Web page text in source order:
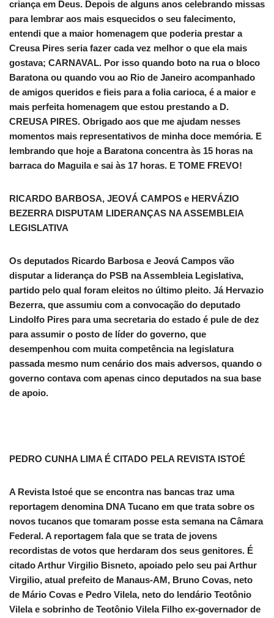
criança em Deus. Depois de alguns anos celebrando missas
para lembrar aos mais esquecidos o seu falecimento,
entendi que a maior homenagem que poderia prestar a
Creusa Pires seria fazer cada vez melhor o que ela mais
gostava; CARNAVAL. Por isso quando boto na rua o bloco
Baratona ou quando vou ao Rio de Janeiro acompanhado
de amigos queridos e fieis para a folia carioca, é a maior e
mais perfeita homenagem que estou prestando a D.
CREUSA PIRES. Obrigado aos que me ajudam nesses
momentos mais representativos de minha doce memória. E
lembrando que hoje a Baratona concentra às 15 horas na
barraca do Maguila e sai às 17 horas. E TOME FREVO!
RICARDO BARBOSA, JEOVÁ CAMPOS e HERVÁZIO
BEZERRA DISPUTAM LIDERANÇAS NA ASSEMBLEIA
LEGISLATIVA
Os deputados Ricardo Barbosa e Jeová Campos vão
disputar a liderança do PSB na Assembleia Legislativa,
partido pelo qual foram eleitos no último pleito. Já Hervazio
Bezerra, que assumiu com a convocação do deputado
Lindolfo Pires para uma secretaria do estado é pule de dez
para assumir o posto de líder do governo, que
desempenhou com muita competência na legislatura
passada mesmo num cenário dos mais adversos, quando o
governo contava com apenas cinco deputados na sua base
de apoio.
PEDRO CUNHA LIMA É CITADO PELA REVISTA ISTOÉ
A Revista Istoé que se encontra nas bancas traz uma
reportagem denomina DNA Tucano em que trata sobre os
novos tucanos que tomaram posse esta semana na Câmara
Federal. A reportagem fala que se trata de jovens
recordistas de votos que herdaram dos seus genitores. É
citado Arthur Virgilio Bisneto, apoiado pelo seu pai Arthur
Virgilio, atual prefeito de Manaus-AM, Bruno Covas, neto
de Mário Covas e Pedro Vilela, neto do lendário Teotônio
Vilela e sobrinho de Teotônio Vilela Filho ex-governador de